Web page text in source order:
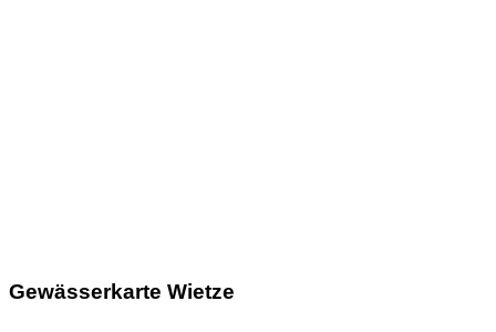
Gewässerkarte Wietze